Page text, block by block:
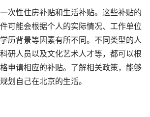
次性住房补贴和生活补贴。这些补贴的
可能会根据个人的实际情况、工作单位
历背景等因素有所不同。不同类型的人
研人员以及文化艺术人才等，都可以根
申请相应的补贴。了解相关政策，能够
划自己在北京的生活。